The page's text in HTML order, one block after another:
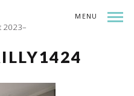
MENU
2023